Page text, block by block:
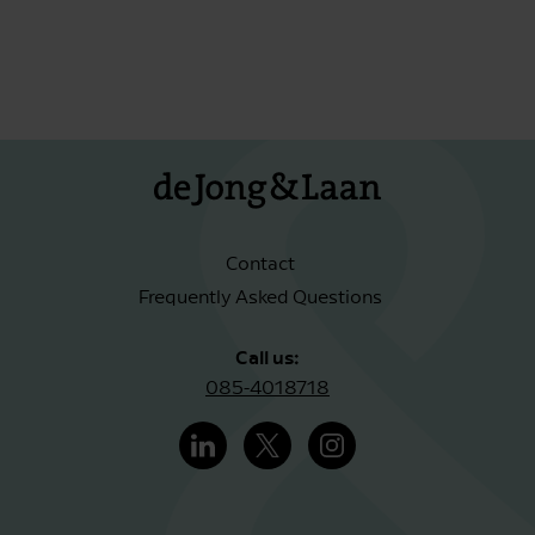
Contact
Frequently Asked Questions
Call us:
085-4018718